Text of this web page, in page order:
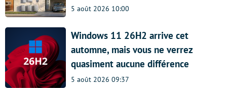
5 août 2026 10:00
Windows 11 26H2 arrive cet
automne, mais vous ne verrez
quasiment aucune différence
5 août 2026 09:37